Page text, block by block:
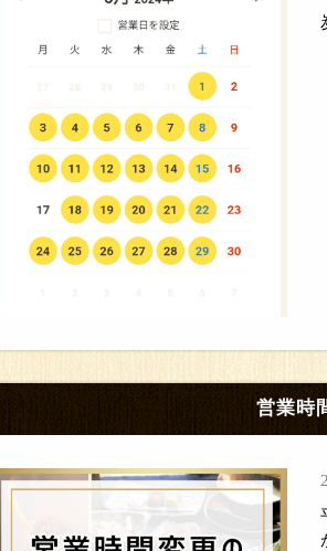
営業時